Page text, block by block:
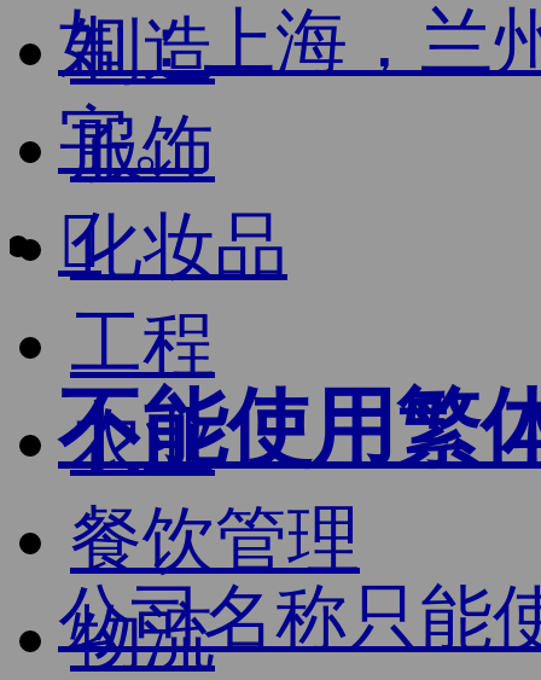
制造
服饰
化妆品
工程
农业
餐饮管理
物流
如：上海，兰
字。

不能使用繁
公司名称只能